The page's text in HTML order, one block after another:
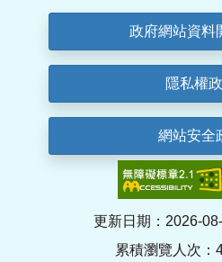
政府網站資料
隱私權
網站安全
更新日期：2026-
累積瀏覽人次：